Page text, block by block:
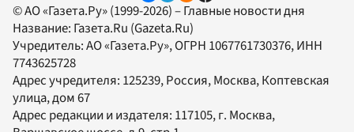
© АО «Газета.Ру» (1999-2026) – Главные новости дня
Название: Газета.Ru (Gazeta.Ru)
Учредитель:АО «Газета.Ру», ОГРН 1067761730376, ИНН
7743625728
Адрес учредителя: 125239, Россия, Москва, Коптевская
улица, дом 67
Адрес редакции и издателя: 117105, г. Москва,